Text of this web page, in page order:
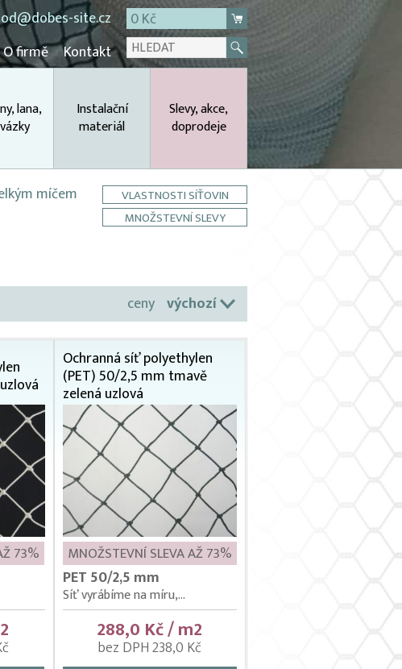
site.cz
0 Kč
O firmě Kontakt
lana,
Instalační
materiál
Slevy, akce,
doprodeje
míčem
VLASTNOSTI SÍŤOVIN
MNOŽSTEVNÍ SLEVY
ceny výchozí
73%
Ochranná síť polyethylen
(PET) 50/2,5 mm tmavě
zelená uzlová
MNOŽSTEVNÍ SLEVA AŽ 73%
PET 50/2,5 mm
Síť vyrábíme na míru,...
288,0 Kč / m2
bez DPH 238,0 Kč